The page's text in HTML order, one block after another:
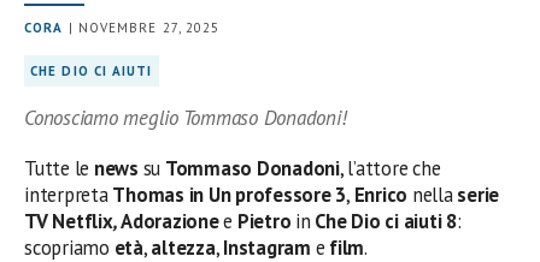
CORA | NOVEMBRE 27, 2025
CHE DIO CI AIUTI
Conosciamo meglio Tommaso Donadoni!
Tutte le news su Tommaso Donadoni, l’attore che
interpretaThomas in Un professore 3, Enrico nellaserie
TV Netflix,Adorazionee Pietro in Che Dio ci aiuti 8:
scopriamo età,altezza,Instagram e film.